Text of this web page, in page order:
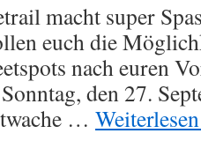
macht super
euch die
nach euren
den 27.
…